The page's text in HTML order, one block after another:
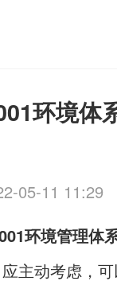
环境体
05-11 11:29
环境管理体
主动考虑，